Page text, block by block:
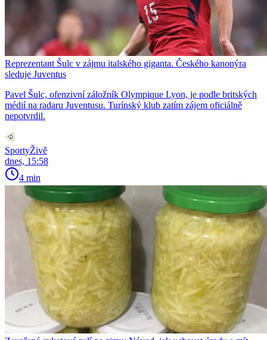
Reprezentant Šulc v zájmu italského giganta. Českého kanonýra
sleduje Juventus
Pavel Šulc, ofenzivní záložník Olympique Lyon, je podle britských
médií na radaru Juventusu. Turínský klub zatím zájem oficiálně
nepotvrdil.
SportyŽivě
dnes, 15:58
4 min